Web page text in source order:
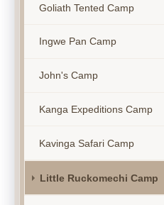
Goliath Tented Camp
Ingwe Pan Camp
John's Camp
Kanga Expeditions Camp
Kavinga Safari Camp
Little Ruckomechi Camp